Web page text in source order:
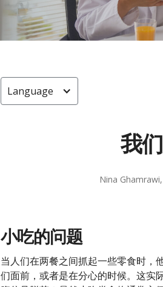
Language
我
Nina
小吃的问题
当人们在两餐之间抓起一些零食时，
们面前，或者是在分心的时候。这